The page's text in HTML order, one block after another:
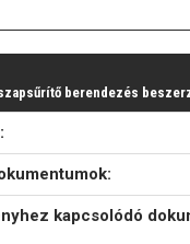
berendezés
kapcsolódó